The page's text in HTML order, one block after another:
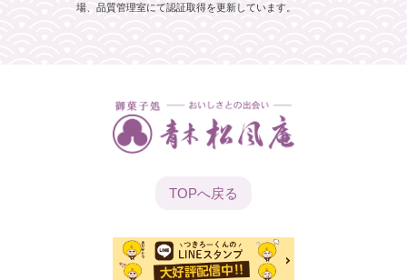
場、品質管理室にて認証取得を更新しています。
TOPへ戻る